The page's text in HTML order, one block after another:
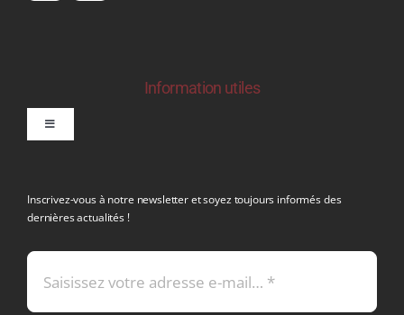
Information utiles
Toggle
Mentions légales
Inscrivez-vous à notre newsletter et soyez toujours informés des
dernières actualités !